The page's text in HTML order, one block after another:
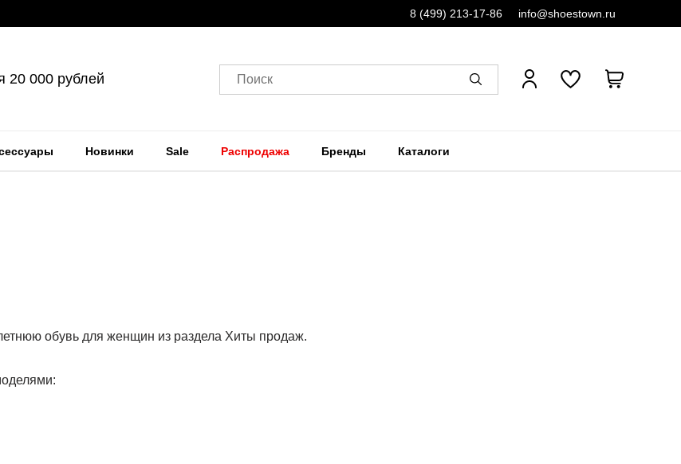
8 (499) 213-17-86 info@shoestown.ru
20 000 рублей Поиск
Новинки Sale Распродажа Бренды Каталоги
обувь для женщин из раздела Хиты продаж.